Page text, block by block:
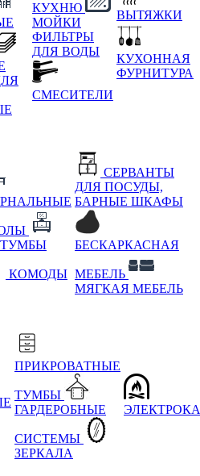
КУХНЮ
МОЙКИ
ФИЛЬТРЫ
ДЛЯ ВОДЫ
СМЕСИТЕЛИ
ВЫТЯЖКИ
КУХОННАЯ
ФУРНИТУРА
КОМОДЫ
СЕРВАНТЫ
ДЛЯ ПОСУДЫ,
БАРНЫЕ ШКАФЫ
БЕСКАРКАСНАЯ
МЕБЕЛЬ
МЯГКАЯ МЕБЕЛЬ
ПРИКРОВАТНЫЕ
ТУМБЫ
ГАРДЕРОБНЫЕ
СИСТЕМЫ
ЗЕРКАЛА